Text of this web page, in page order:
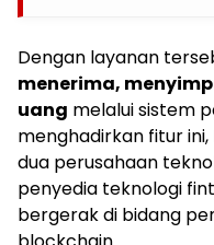
Dengan layanan
menerima,
uang melalui sistem
menghadirkan fitur
dua perusahaan
penyedia teknologi
bergerak di bidang